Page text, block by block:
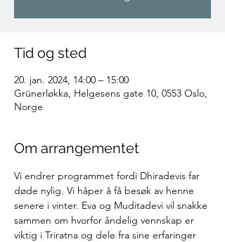
Tid og sted
20. jan. 2024, 14:00 – 15:00
Grünerløkka, Helgesens gate 10, 0553 Oslo,
Norge
Om arrangementet
Vi endrer programmet fordi Dhiradevis far
døde nylig. Vi håper å få besøk av henne
senere i vinter. Eva og Muditadevi vil snakke
sammen om hvorfor åndelig vennskap er
viktig i Triratna og dele fra sine erfaringer